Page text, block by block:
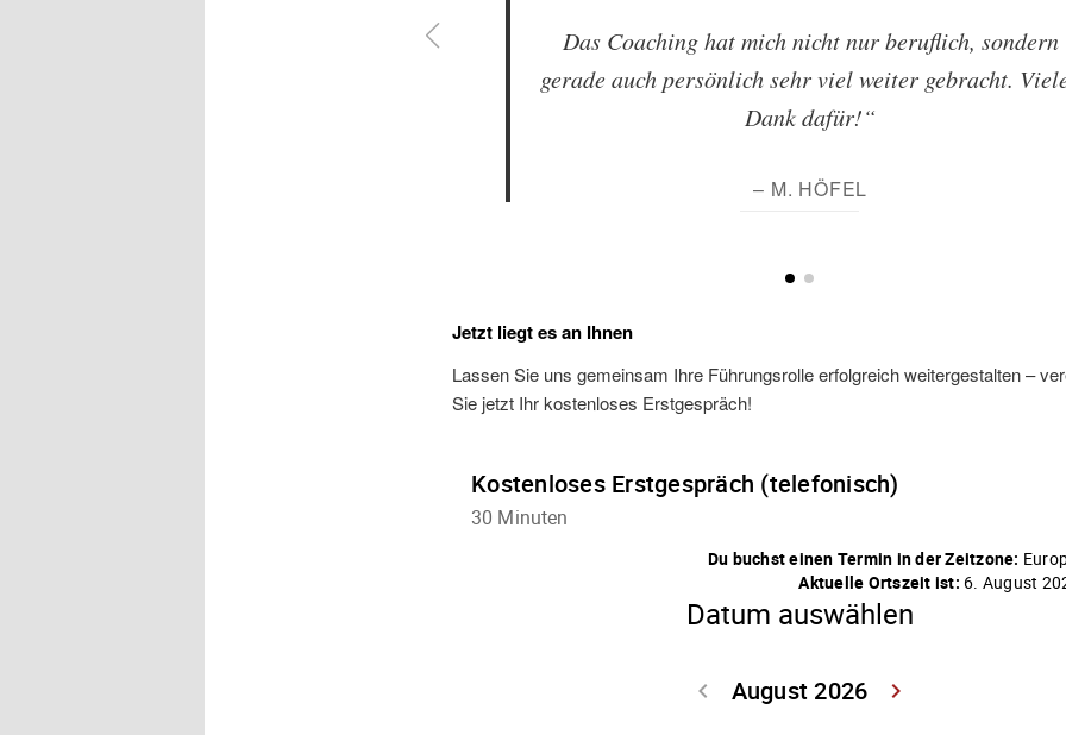
Das Coaching hat mich nicht nur beruflich, sondern
gerade auch persönlich sehr viel weiter gebracht.
Dank dafür!“
– M. HÖFEL
Jetzt liegt es an Ihnen
Lassen Sie uns gemeinsam Ihre Führungsrolle erfolgreich weitergestalten –
Sie jetzt Ihr kostenloses Erstgespräch!